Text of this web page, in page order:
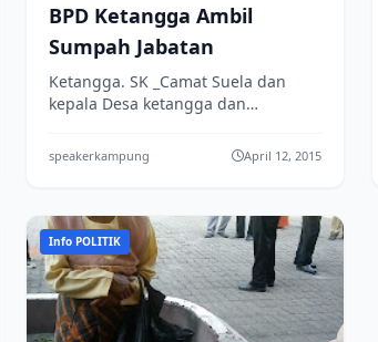
BPD Ketangga Ambil
Sumpah Jabatan
Ketangga. SK _Camat Suela dan
kepala Desa ketangga dan
Lombok timur, menghadiri acara
Pelantikan dan...
speakerkampung April 12, 2015
Info POLITIK